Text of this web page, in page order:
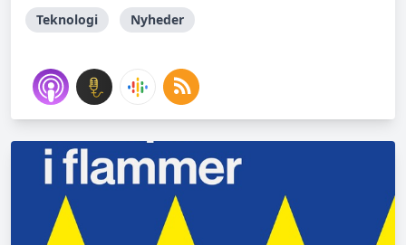
Teknologi Nyheder